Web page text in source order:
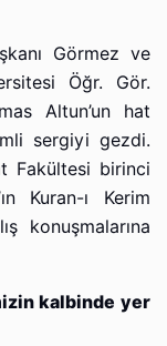
Görmez ve
Öğr. Gör.
Altun’un hat
sergiyi gezdi.
Fakültesi birinci
Kuran-ı Kerim
konuşmalarına
kalbinde yer